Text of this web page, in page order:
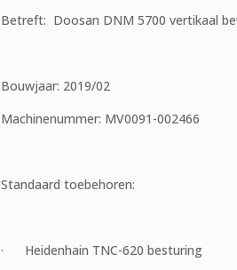
Betreft: Doosan DNM 5700 vertikaal
Bouwjaar: 2019/02
Machinenummer: MV0091-002466
Standaard toebehoren:
· Heidenhain TNC-620 besturing